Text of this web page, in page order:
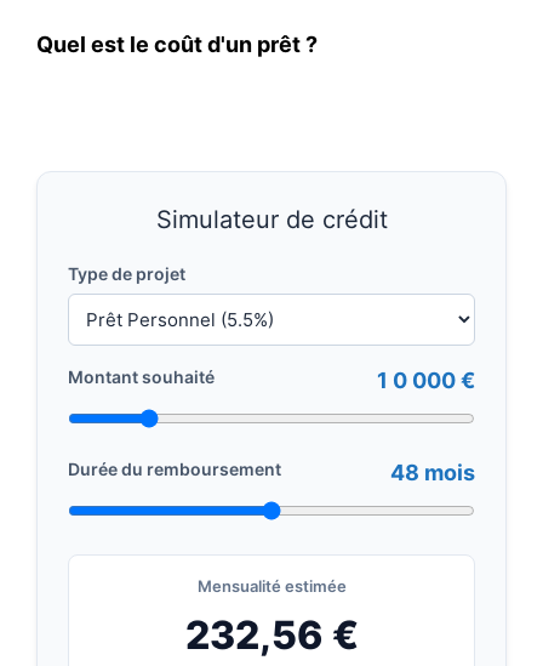
Quel est le coût d'un prêt ?
Simulateur de crédit
Type de projet
Montant souhaité 1 0 000 €
Durée du remboursement 48 mois
Mensualité estimée
232,56 €